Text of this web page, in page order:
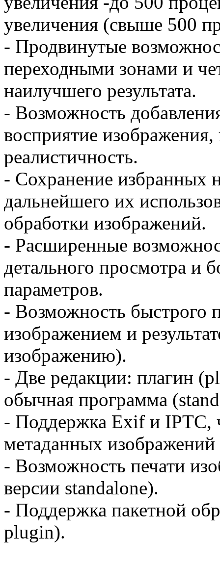
увеличения (свыше 500
- Продвинутые
переходными зонами и
наилучшего результата.
- Возможность
восприятие
реалистичность.
- Сохранение избранных
дальнейшего их
обработки изображений.
- Расширенные
детального просмотра и
параметров.
- Возможность быстрого
изображением и
изображению).
- Две редакции: плагин
обычная программа
- Поддержка Exif и IPTC,
метаданных изображений
- Возможность печати
версии standalone).
- Поддержка пакетной
plugin).